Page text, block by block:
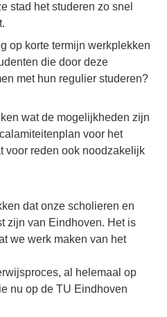
stad het studeren zo snel
op korte termijn werkplekken
die door deze
met hun regulier studeren?
wat de mogelijkheden zijn
voor het
voor reden ook noodzakelijk
dat onze scholieren en
zijn van Eindhoven. Het is
we werk maken van het
al helemaal op
nu op de TU Eindhoven